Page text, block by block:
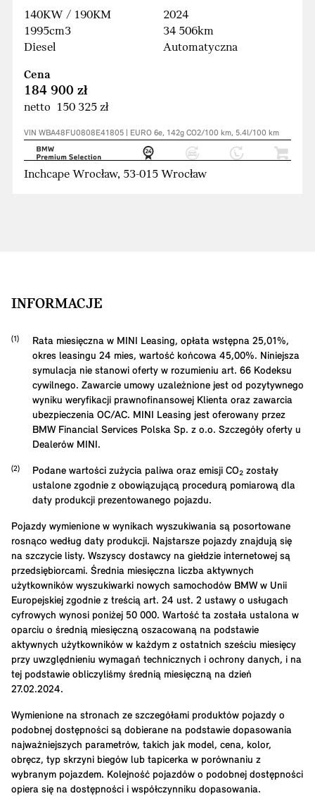
140KW / 190KM
1995cm3
Diesel
2024
34 506km
Automatyczna
Cena
184 900 zł
netto 150 325 zł
VIN WBA48FU0808E41805 | EURO 6e, 142g CO2/100 km, 5.4l/100 km
Inchcape Wrocław, 53-015 Wrocław
INFORMACJE
Rata miesięczna w MINI Leasing, opłata wstępna 25,01 %,
okres leasingu 24 mies, wartość końcowa 45,00%. Niniejsza
symulacja nie stanowi oferty w rozumieniu art. 66 Kodeksu
cywilnego. Zawarcie umowy uzależnione jest od pozytywnego
wyniku weryfikacji prawnofinansowej Klienta oraz zawarcia
ubezpieczenia OC/AC. MINI Leasing jest oferowany przez
BMW Financial Services Polska Sp. z o.o. Szczegóły oferty u
Dealerów MINI.
Podane wartości zużycia paliwa oraz emisji CO₂ zostały
ustalone zgodnie z obowiązującą procedurą pomiarową dla
daty produkcji prezentowanego pojazdu.
Pojazdy wymienione w wynikach wyszukiwania są posortowane
rosnąco według daty produkcji. Najstarsze pojazdy znajdują się
na szczycie listy. Wszyscy dostawcy na giełdzie internetowej są
przedsiębiorcami. Średnia miesięczna liczba aktywnych
użytkowników wyszukiwarki nowych samochodów BMW w Unii
Europejskiej zgodnie z treścią art. 24 ust. 2 ustawy o usługach
cyfrowych wynosi poniżej 50 000. Wartość ta została ustalona w
oparciu o średnią miesięczną oszacowaną na podstawie
aktywnych użytkowników w każdym z ostatnich sześciu miesięcy
przy uwzględnieniu wymagań technicznych i ochrony danych, i na
tej podstawie obliczyliśmy średnią miesięczną na dzień
27.02.2024.
Wymienione na stronach ze szczegółami produktów pojazdy o
podobnej dostępności są dobierane na podstawie dopasowania
najważniejszych parametrów, takich jak model, cena, kolor,
obręcz, typ skrzyni biegów lub tapicerka w porównaniu z
wybranym pojazdem. Kolejność pojazdów o podobnej dostępności
opiera się na dostępności i współczynniku dopasowania.